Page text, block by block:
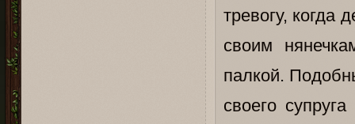
тревогу, когда
своим
палкой.
своего